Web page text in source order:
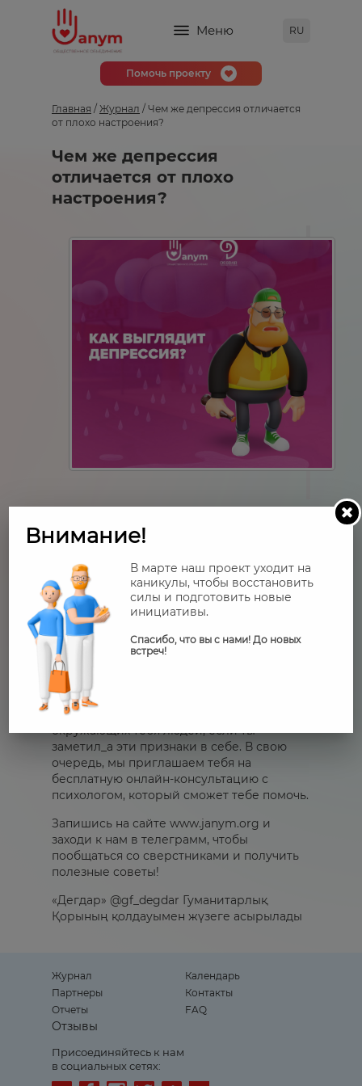
Меню RU
Помочь проекту
Главная / Журнал / Чем же депрессия отличается
от плохо настроения?
Чем же депрессия
отличается от плохо
настроения?
ВОТ ТАК МОЖЕТ ВЫГЛЯДЕТЬ ДЕПРЕССИЯ:
Душевная боль и грусть, которые не
Постоянная тревога
Социальная самоизоляция
Изменения в весе
Апатия — ничего не хочется делать
Ощущение «дыра в груди»
Нарушение менструального цикла
Хочется спрятаться под одеяло и не
вылезать целую вечность
Обязательно ищи поддержку у
окружающих тебя людей, если ты
заметил_а эти признаки в себе. В свою
очередь, мы приглашаем тебя на
бесплатную онлайн-консультацию с
психологом, который сможет тебе помочь.
Запишись на сайте www.janym.org и
заходи к нам в телеграмм, чтобы
пообщаться со сверстниками и получить
полезные советы!
«Дегдар» @gf_degdar Гуманитарлық
Қорының қолдауымен жүзеге асырылады
Журнал
Календарь
Партнеры
Контакты
Отчеты
FAQ
Отзывы
Присоединяйтесь к нам
в социальных сетях:
Внимание!
В марте наш проект уходит на
каникулы, чтобы восстановить
силы и подготовить новые
инициативы.
Спасибо, что вы с нами! До новых
встреч!